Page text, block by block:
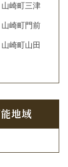
山崎町三津
山崎町門前
山崎町山田
地域